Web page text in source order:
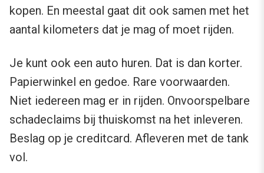
kopen. En meestal gaat dit ook samen met het
aantal kilometers dat je mag of moet rijden.
Je kunt ook een auto huren. Dat is dan korter.
Papierwinkel en gedoe. Rare voorwaarden.
Niet iedereen mag er in rijden. Onvoorspelbare
schadeclaims bij thuiskomst na het inleveren.
Beslag op je creditcard. Afleveren met de tank
vol.